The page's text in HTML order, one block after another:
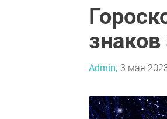
Admin, 3 мая